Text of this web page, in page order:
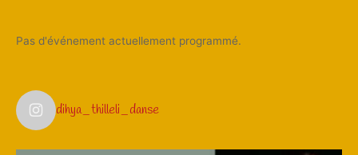
Pas d'événement actuellement programmé.
dihya_thilleli_danse